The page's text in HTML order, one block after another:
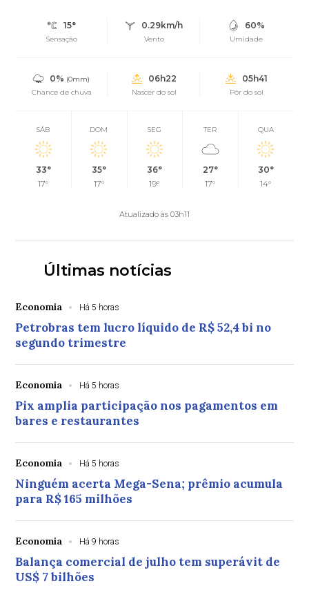
15°
Sensação
0.29km/h
Vento
60%
Umidade
0% (0mm)
Chance de chuva
06h22
Nascer do sol
05h41
Pôr do sol
SÁB
33°
17°
DOM
35°
17°
SEG
36°
19°
TER
27°
17°
QUA
30°
14°
Atualizado às 03h11
Últimas notícias
Economia Há 5 horas
Petrobras tem lucro líquido de R$ 52,4 bi no
segundo trimestre
Economia Há 5 horas
Pix amplia participação nos pagamentos em
bares e restaurantes
Economia Há 5 horas
Ninguém acerta Mega-Sena; prêmio acumula
para R$ 165 milhões
Economia Há 9 horas
Balança comercial de julho tem superávit de
US$ 7 bilhões